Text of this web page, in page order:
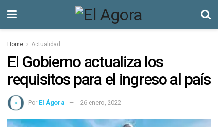
Home Actualidad
El Gobierno actualiza los
requisitos para el ingreso al país
Por El Ágora 26 enero, 2022